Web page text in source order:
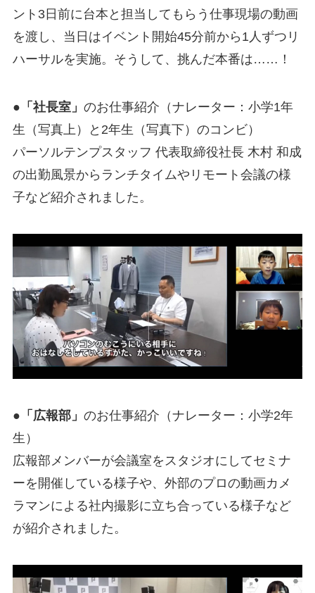
ント3日前に台本と担当してもらう仕事現場の動画
を渡し、当日はイベント開始45分前から1人ずつリ
ハーサルを実施。そうして、挑んだ本番は……！
●「社長室」 のお仕事紹介（ナレーター：小学1年
生（写真上）と2年生（写真下）のコンビ）
パーソルテンプスタッフ 代表取締役社長 木村 和成
の出勤風景からランチタイムやリモート会議の様
子など紹介されました。
●「広報部」 のお仕事紹介（ナレーター：小学2年
生）
広報部メンバーが会議室をスタジオにしてセミナ
ーを開催している様子や、外部のプロの動画カメ
ラマンによる社内撮影に立ち合っている様子など
が紹介されました。